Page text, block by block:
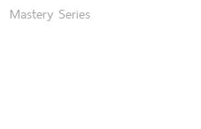
Mastery Series